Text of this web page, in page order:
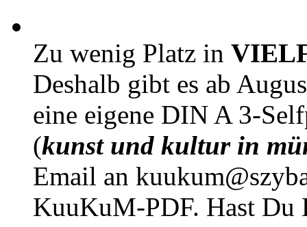
Zu wenig Platz in
Deshalb gibt es ab
eine eigene DIN A 3-
(kunst und kultur in
Email an
KuuKuM-PDF. Hast Du